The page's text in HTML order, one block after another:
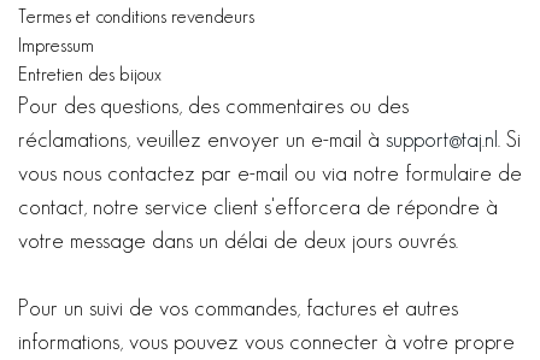
Pour des questions, des commentaires ou des
réclamations, veuillez envoyer un e-mail à support@taj.nl . Si
vous nous contactez par e-mail ou via notre formulaire de
contact, notre service client s'efforcera de répondre à
votre message dans un délai de deux jours ouvrés.
Pour un suivi de vos commandes, factures et autres
informations, vous pouvez vous connecter à votre propre
Termes et conditions revendeurs
Impressum
Entretien des bijoux